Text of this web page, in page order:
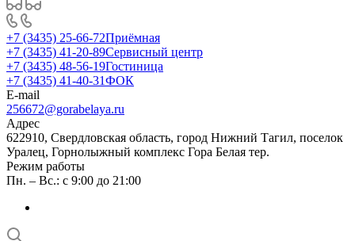
+7 (3435) 25-66-72Приёмная
+7 (3435) 41-20-89Сервисный центр
+7 (3435) 48-56-19Гостиница
+7 (3435) 41-40-31ФОК
E-mail
256672@gorabelaya.ru
Адрес
622910, Свердловская область, город Нижний Тагил, поселок
Уралец, Горнолыжный комплекс Гора Белая тер.
Режим работы
Пн. – Вс.: с 9:00 до 21:00